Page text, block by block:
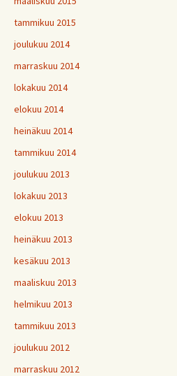
tammikuu 2015
joulukuu 2014
marraskuu 2014
lokakuu 2014
elokuu 2014
heinäkuu 2014
tammikuu 2014
joulukuu 2013
lokakuu 2013
elokuu 2013
heinäkuu 2013
kesäkuu 2013
maaliskuu 2013
helmikuu 2013
tammikuu 2013
joulukuu 2012
marraskuu 2012